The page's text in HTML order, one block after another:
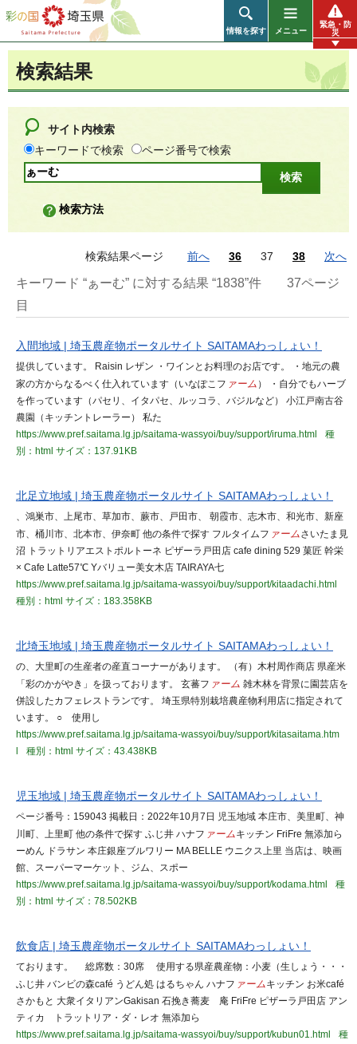
彩の国 埼玉県
情報を探す メニュー
緊急・防
災
検索結果
サイト内検索
キーワードで検索
ページ番号で検索
検索方法
検索結果ページ 前へ 36 37 38 次へ
キーワード “ぁーむ” に対する結果 “1838”件
37ページ
目
入間地域 | 埼玉農産物ポータルサイト SAITAMAわっしょい！
提供しています。 Raisin レザン ・ワインとお料理のお店です。 ・地元の農
家の方からなるべく仕入れています（いなぽこフ ァーム ） ・自分でもハーブ
を作っています（パセリ、イタパセ、ルッコラ、バジルなど） 小江戸南古谷
農園（キッチントレーラー） 私た
https://www.pref.saitama.lg.jp/saitama-wassyoi/buy/support/iruma.html
種
別：html サイズ：137.91KB
北足立地域 | 埼玉農産物ポータルサイト SAITAMAわっしょい！
、鴻巣市、上尾市、草加市、蕨市、戸田市、 朝霞市、志木市、和光市、新座
市、桶川市、北本市、伊奈町 他の条件で探す フルタイムフ ァームさいたま見
沼 トラットリアエストポルトーネ ピザーラ戸田店 cafe dining 529 菓匠 幹栄
× Cafe Latte57℃ Yバリュー美女木店 TAIRAYA七
https://www.pref.saitama.lg.jp/saitama-wassyoi/buy/support/kitaadachi.html
種別：html サイズ：183.358KB
北埼玉地域 | 埼玉農産物ポータルサイト SAITAMAわっしょい！
の、大里町の生産者の産直コーナーがあります。 （有）木村周作商店 県産米
「彩のかがやき」を扱っております。 玄蕃フ ァーム 雑木林を背景に園芸店を
併設したカフェレストランです。 埼玉県特別栽培農産物利用店に指定されて
います。 ○ 使用し
https://www.pref.saitama.lg.jp/saitama-wassyoi/buy/support/kitasaitama.htm
種別：html サイズ：43.438KB
児玉地域 | 埼玉農産物ポータルサイト SAITAMAわっしょい！
ページ番号：159043 掲載日：2022年10月7日 児玉地域 本庄市、美里町、神
川町、上里町 他の条件で探す ふじ井 ハナフ ァームキッチン FriFre 無添加ら
ーめん ドラサン 本庄銀座ブルワリー MA BELLE ウニクス上里 当店は、映画
館、スーパーマーケット、ジム、スポー
https://www.pref.saitama.lg.jp/saitama-wassyoi/buy/support/kodama.html
種
別：html サイズ：78.502KB
飲食店 | 埼玉農産物ポータルサイト SAITAMAわっしょい！
ております。 総席数：30席 使用する県産農産物：小麦（生しょう・・・
ふじ井 バンビの森café うどん処 はるちゃん ハナフ ァームキッチン お米café
さかもと 大衆イタリアンGakisan 石挽き蕎麦 庵 FriFre ピザーラ戸田店 アン
ティカ トラットリア・ダ・レオ 無添加ら
https://www.pref.saitama.lg.jp/saitama-wassyoi/buy/support/kubun01.html
種